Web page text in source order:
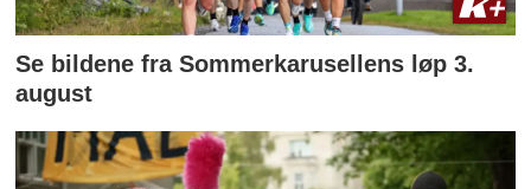
Se bildene fra Sommerkarusellens løp 3.
august